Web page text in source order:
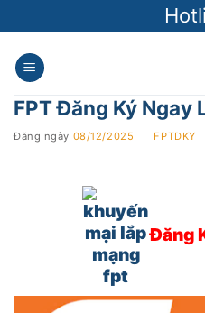
to
content
FPT Đăng Ký Ngay
Đăng ngày 08/12/2025 FPTDKY
Đăng